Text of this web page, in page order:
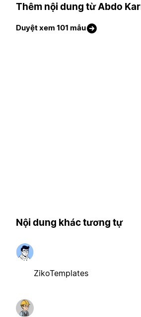
Thêm nội dung từ Abdo
Duyệt xem 101 mẫu
Nội dung khác tương tự
ZikoTemplates